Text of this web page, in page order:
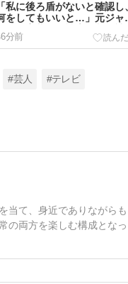
「私に後ろ盾がないと確認し
をしてもいいと…」元ジャ
女性証言
分前
#芸人 #テレビ
当て、身近でありながらも
の両方を楽しむ構成となっ